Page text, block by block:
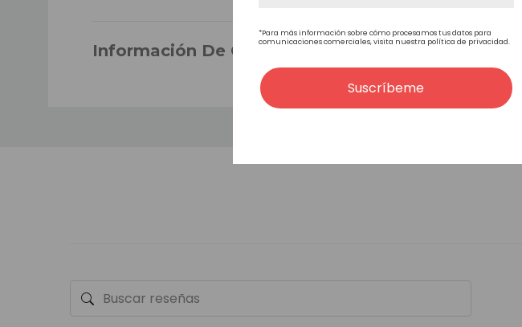
LARGO DEL CABELLO
CONTORNO DEL FRONTAL Frontal en forma de
CONTORNO DE LA BASE Profundo
ONDULADO Cabello ligeramente
Información De Garantía
*Para más información sobre cómo procesamos tus datos para
comunicaciones comerciales, visita nuestra política de privacidad.
Suscríbeme